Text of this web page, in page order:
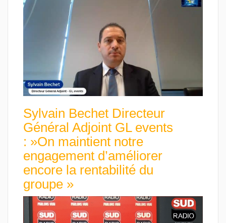
Sylvain Bechet Directeur
Général Adjoint GL events
: »On maintient notre
engagement d’améliorer
encore la rentabilité du
groupe »